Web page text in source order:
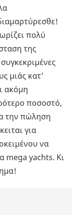
πολύ
της
μιάς κατ’
ακόμη
ποσοστό,
την πώληση
για
να
mega yachts. Κι